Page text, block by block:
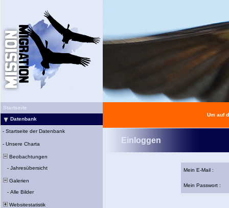
Startseite
Datenbank
- Startseite der Datenbank
- Unsere Charta
Beobachtungen
- Jahresübersicht
Galerien
- Alle Bilder
Websitestatistik
Um auf
Einloggen
Mein E-Mail :
Mein Passwort :